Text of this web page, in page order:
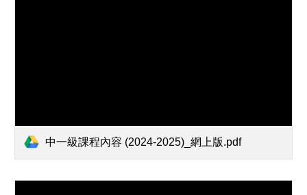
中一級課程內容 (2024-2025)_網上版.pdf